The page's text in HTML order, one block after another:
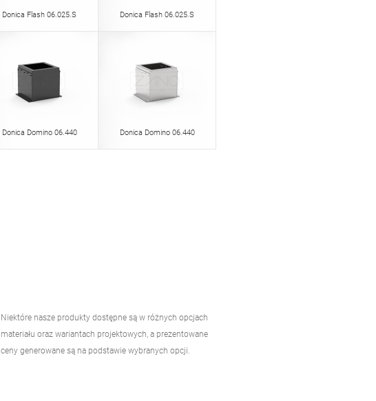
Donica Flash 06.025.S Donica Flash 06.025.S
Donica Domino 06.440 Donica Domino 06.440
Niektóre nasze produkty dostępne są w różnych opcjach
materiału oraz wariantach projektowych, a prezentowane
ceny generowane są na podstawie wybranych opcji.